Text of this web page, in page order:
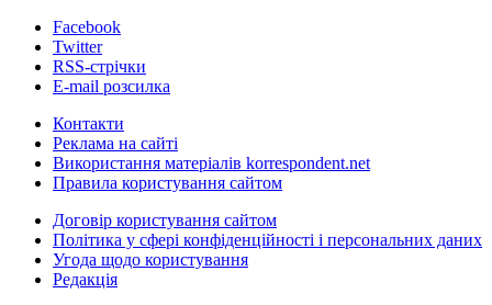
Facebook
Twitter
RSS-стрічки
E-mail розсилка
Контакти
Реклама на сайті
Використання матеріалів korrespondent.net
Правила користування сайтом
Договір користування сайтом
Політика у сфері конфіденційності і персональних даних
Угода щодо користування
Редакція